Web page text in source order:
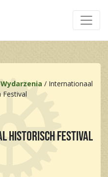
Wydarzenia / Internationaal
Festival
Historisch Festival